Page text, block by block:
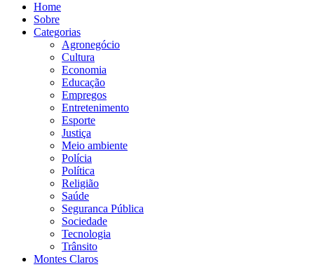
Home
Sobre
Categorias
Agronegócio
Cultura
Economia
Educação
Empregos
Entretenimento
Esporte
Justiça
Meio ambiente
Polícia
Política
Religião
Saúde
Seguranca Pública
Sociedade
Tecnologia
Trânsito
Montes Claros